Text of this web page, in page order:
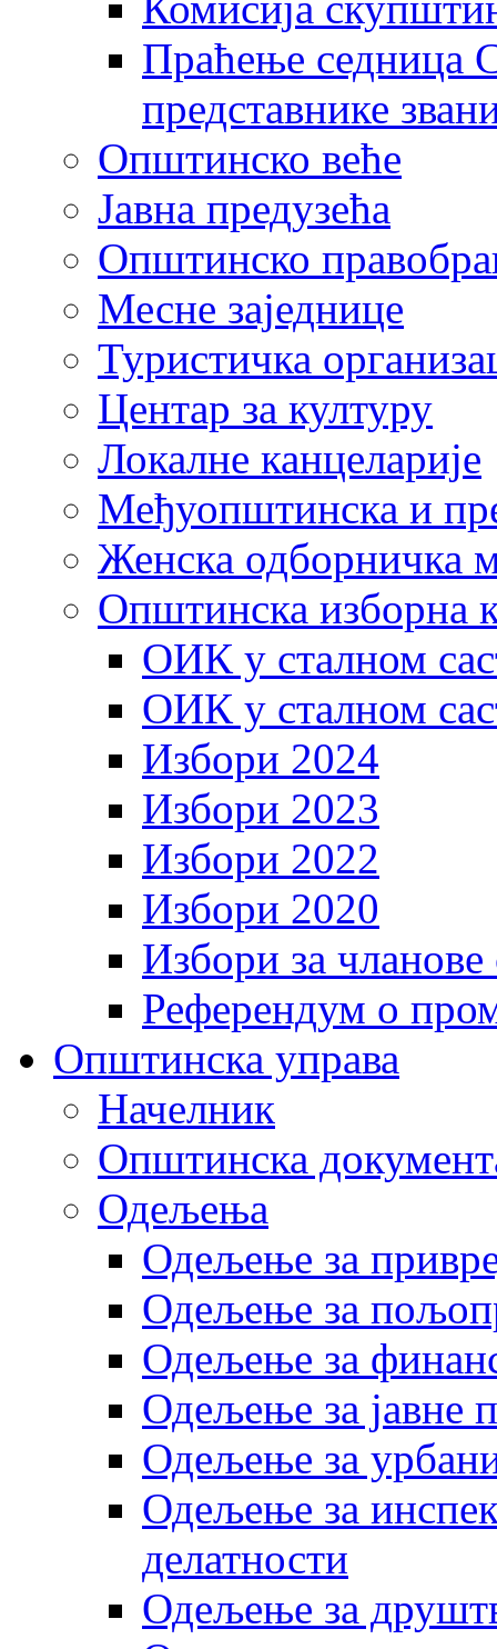
Праћење седница
представнике
Општинско веће
Јавна предузећа
Општинско
Месне заједнице
Туристичка
Центaр за културу
Локалне канцеларије
Међуопштинска и
Женска одборничка
Општинска изборна
ОИК у сталном
ОИК у сталном
Избори 2024
Избори 2023
Избори 2022
Избори 2020
Избори за
Референдум о
Општинска управа
Начелник
Општинска
Одељења
Одељење за
Одељење за
Одељење за
Одељење за јавне
Одељење за
Одељење за
делатности
Одељење за